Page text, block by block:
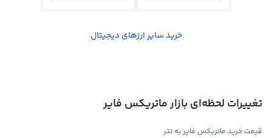
خرید سایر ارزهای دیجیتال
تغییرات لحظه‌ای بازار ماتریکس فایر
قیمت خرید ماتریکس فایر به تتر